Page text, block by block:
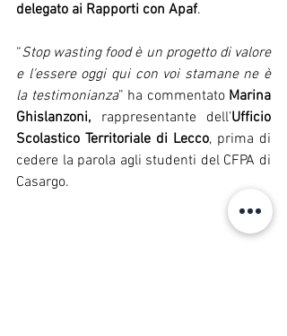
delegato ai Rapporti con Apaf.
“Stop wasting food è un progetto di valore
e l'essere oggi qui con voi stamane ne è
la testimonianza” ha commentato Marina
Ghislanzoni, rappresentante dell’Ufficio
Scolastico Territoriale di Lecco, prima di
cedere la parola agli studenti del CFPA di
Casargo.